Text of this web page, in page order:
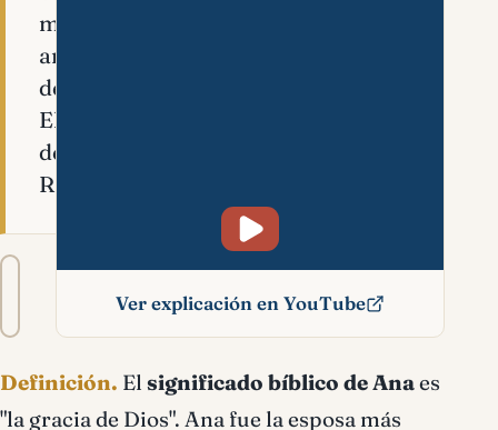
más
amada
de
Elcana
de
Ramá.
Tamaño
A− A+
Ver explicación en YouTube
Definición. El significado bíblico de Anaes
"la gracia de Dios". Ana fue la esposa más